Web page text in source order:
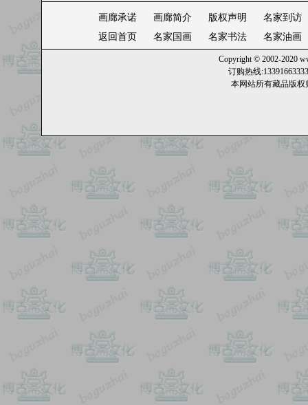
画廊承诺 画廊简介 版权声明
名家到访
返回首页
名家国画 名家书法 名家油画
Copyright © 2002-2020
订购热线
本网站所有藏品版